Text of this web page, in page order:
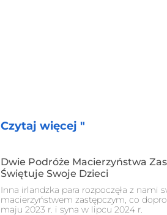
Czytaj więcej "
Dwie Podróże Macierzyństwa
Świętuje Swoje Dzieci
Inna irlandzka para rozpoczęła z nami
macierzyństwem zastępczym, co
maju 2023 r. i syna w lipcu 2024 r.